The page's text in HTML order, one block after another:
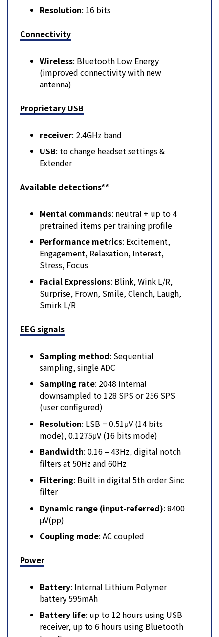
Resolution: 16 bits
Connectivity
Wireless: Bluetooth Low Energy
(improved connectivity with new
antenna)
Proprietary USB
receiver: 2.4GHz band
USB: to change headset settings &
Extender
Available detections**
Mental commands: neutral + up to 4
pretrained items per training profile
Performance metrics: Excitement,
Engagement, Relaxation, Interest,
Stress, Focus
Facial Expressions: Blink, Wink L/R,
Surprise, Frown, Smile, Clench, Laugh,
Smirk L/R
EEG signals
Sampling method: Sequential
sampling, single ADC
Sampling rate: 2048 internal
downsampled to 128 SPS or 256 SPS
(user configured)
Resolution: LSB = 0.51μV (14 bits
mode), 0.1275μV (16 bits mode)
Bandwidth: 0.16 – 43Hz, digital notch
filters at 50Hz and 60Hz
Filtering: Built in digital 5th order Sinc
filter
Dynamic range (input-referred): 8400
μV(pp)
Coupling mode: AC coupled
Power
Battery: Internal Lithium Polymer
battery 595mAh
Battery life: up to 12 hours using USB
receiver, up to 6 hours using Bluetooth